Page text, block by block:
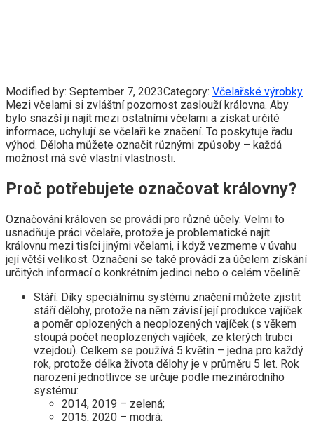
Modified by: September 7, 2023Category: Včelařské výrobky
Mezi včelami si zvláštní pozornost zaslouží královna. Aby
bylo snazší ji najít mezi ostatními včelami a získat určité
informace, uchylují se včelaři ke značení. To poskytuje řadu
výhod. Děloha můžete označit různými způsoby – každá
možnost má své vlastní vlastnosti.
Proč potřebujete označovat královny?
Označování královen se provádí pro různé účely. Velmi to
usnadňuje práci včelaře, protože je problematické najít
královnu mezi tisíci jinými včelami, i když vezmeme v úvahu
její větší velikost. Označení se také provádí za účelem získání
určitých informací o konkrétním jedinci nebo o celém včelíně:
Stáří. Díky speciálnímu systému značení můžete zjistit
stáří dělohy, protože na něm závisí její produkce vajíček
a poměr oplozených a neoplozených vajíček (s věkem
stoupá počet neoplozených vajíček, ze kterých trubci
vzejdou). Celkem se používá 5 květin – jedna pro každý
rok, protože délka života dělohy je v průměru 5 let. Rok
narození jednotlivce se určuje podle mezinárodního
systému:
2014, 2019 – zelená;
2015, 2020 – modrá;